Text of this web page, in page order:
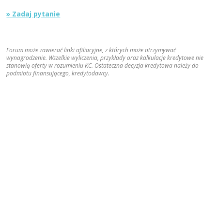
» Zadaj pytanie
Forum może zawierać linki afiliacyjne, z których może otrzymywać
wynagrodzenie. Wszelkie wyliczenia, przykłady oraz kalkulacje kredytowe nie
stanowią oferty w rozumieniu KC. Ostateczna decyzja kredytowa należy do
podmiotu finansującego, kredytodawcy.